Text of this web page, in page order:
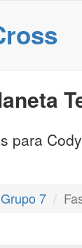
para
Grupo 7